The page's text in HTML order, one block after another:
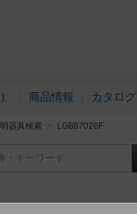
商品情報 カタログ
器具検索 LGB87026F
・キーワード